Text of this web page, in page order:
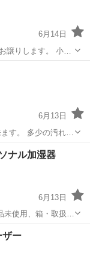
6月14日
譲りします。 小さ
6月13日
ナル加湿器
6月13日
未使用、箱・取扱説
トル、アロマトレー
ザー